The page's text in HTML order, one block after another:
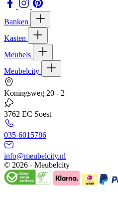
Banken
Kasten
Meubels
Meubelcity
Koningsweg 20 - 2
3762 EC Soest
035-6015786
info@meubelcity.nl
© 2026 - Meubelcity